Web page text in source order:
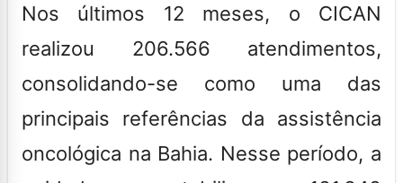
Nos últimos 12 meses, o CICAN
realizou 206.566 atendimentos,
consolidando-se como uma das
principais referências da assistência
oncológica na Bahia. Nesse período, a